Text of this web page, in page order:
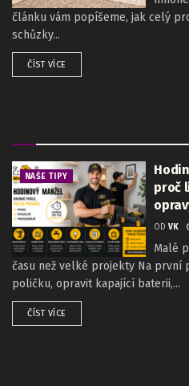
článku vám popíšeme, jak celý
schůzky...
ČÍST VÍCE
NAŠE TIPY
proč
OD VK
Malé
času než velké projekty Na první
poličku, opravit kapající baterii,...
ČÍST VÍCE